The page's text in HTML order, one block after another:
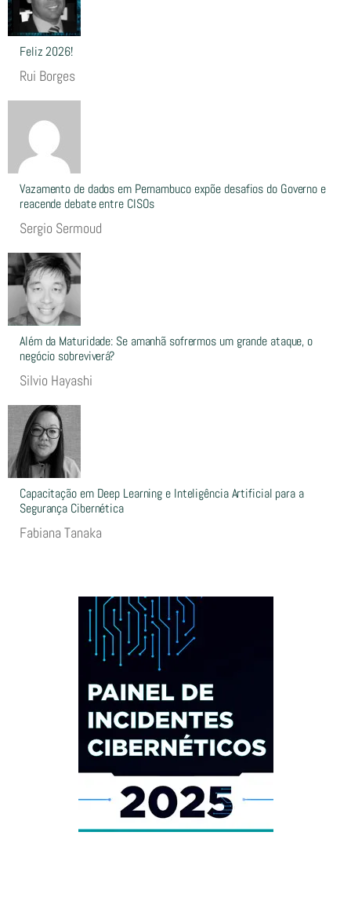
Feliz 2026!
Rui Borges
Vazamento de dados em Pernambuco expõe desafios do Governo e
reacende debate entre CISOs
Sergio Sermoud
Além da Maturidade: Se amanhã sofrermos um grande ataque, o
negócio sobreviverá?
Silvio Hayashi
Capacitação em Deep Learning e Inteligência Artificial para a
Segurança Cibernética
Fabiana Tanaka